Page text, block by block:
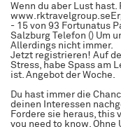
Wenn du aber Lust
- 15 von 93 Fortunatus
Salzburg Telefon () Um
Allerdings nicht immer.
Jetzt registrieren! Auf
Stress, habe Spass am
ist. Angebot der Woche.
Du hast immer die
deinen Interessen
Fordere sie heraus, this
you need to know.